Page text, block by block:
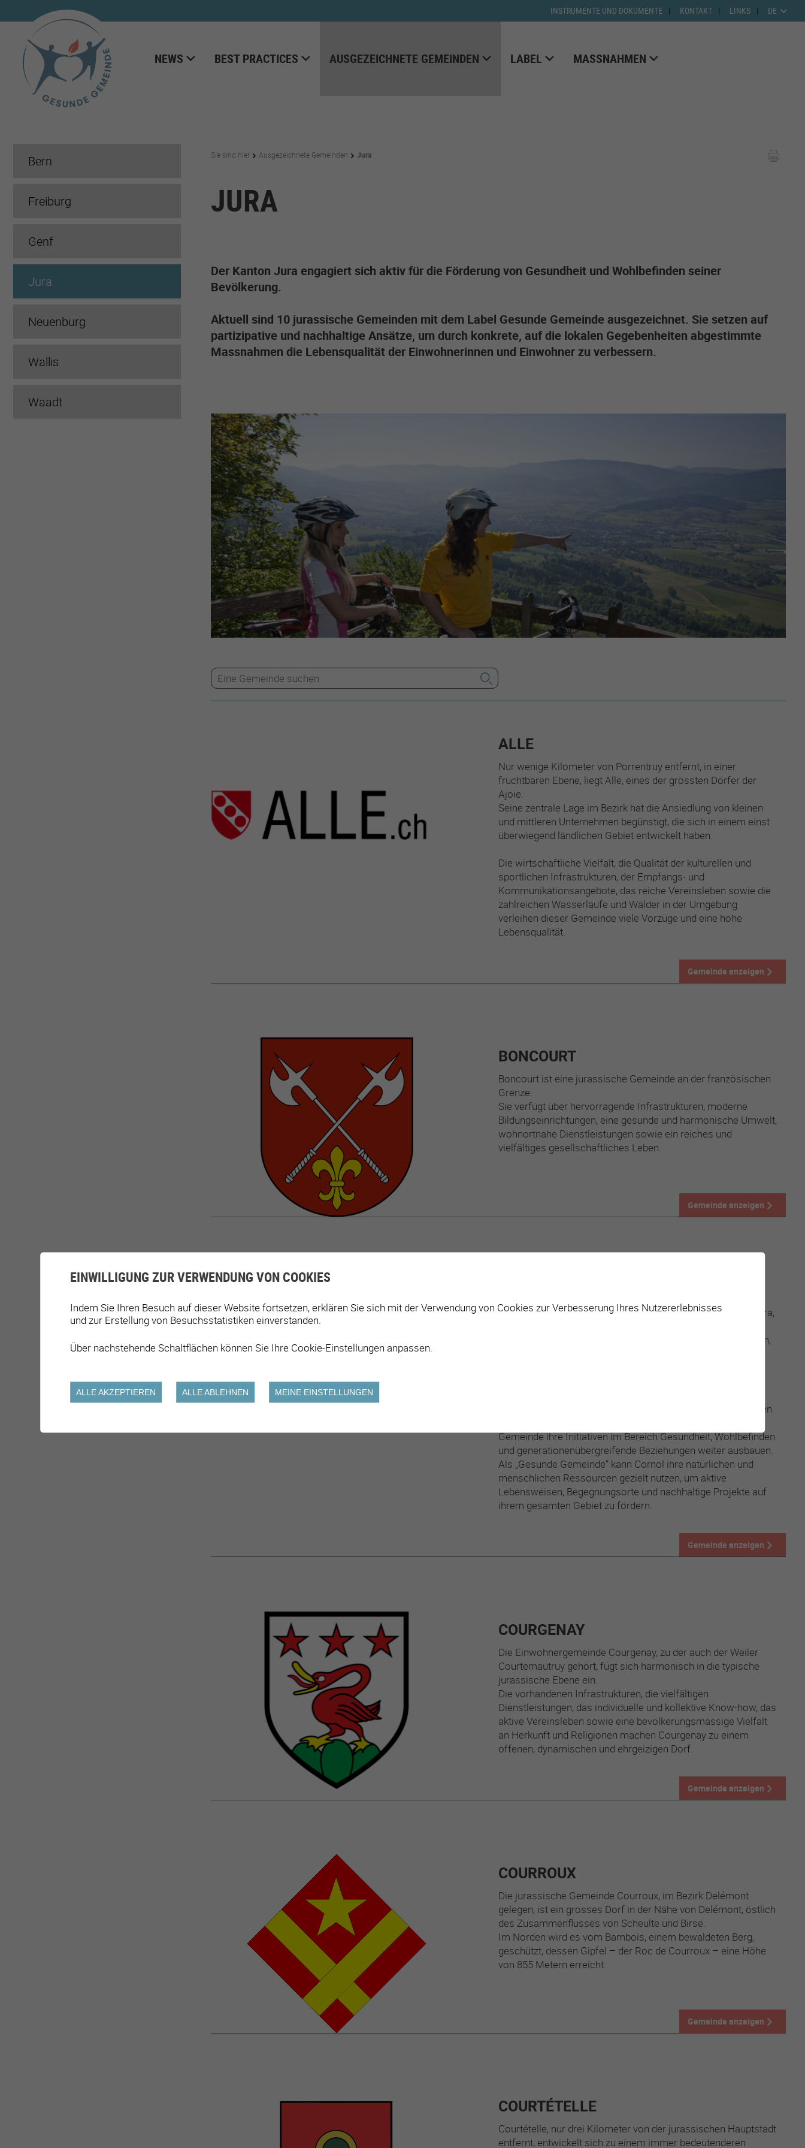
DE
INSTRUMENTE UND DOKUMENTE KONTAKT LINKS
NEWS BEST PRACTICES AUSGEZEICHNETE GEMEINDEN LABEL MASSNAHMEN
Bern
Freiburg
Genf
Jura
Neuenburg
Wallis
Waadt
Sie sind hier Ausgezeichnete Gemeinden Jura
JURA
Der Kanton Jura engagiert sich aktiv für die Förderung von Gesundheit und Wohlbefinden seiner
Bevölkerung.
Aktuell sind 10 jurassische Gemeinden mit dem Label Gesunde Gemeinde ausgezeichnet. Sie setzen auf
partizipative und nachhaltige Ansätze, um durch konkrete, auf die lokalen Gegebenheiten abgestimmte
Massnahmen die Lebensqualität der Einwohnerinnen und Einwohner zu verbessern.
ALLE
Nur wenige Kilometer von Porrentruy entfernt, in einer
fruchtbaren Ebene, liegt Alle, eines der grössten Dörfer der
Ajoie.
Seine zentrale Lage im Bezirk hat die Ansiedlung von kleinen
und mittleren Unternehmen begünstigt, die sich in einem einst
überwiegend ländlichen Gebiet entwickelt haben.
Die wirtschaftliche Vielfalt, die Qualität der kulturellen und
sportlichen Infrastrukturen, der Empfangs- und
Kommunikationsangebote, das reiche Vereinsleben sowie die
zahlreichen Wasserläufe und Wälder in der Umgebung
verleihen dieser Gemeinde viele Vorzüge und eine hohe
Lebensqualität.
Gemeinde anzeigen
BONCOURT
Boncourt ist eine jurassische Gemeinde an der französischen
Grenze.
Sie verfügt über hervorragende Infrastrukturen, moderne
Bildungseinrichtungen, eine gesunde und harmonische Umwelt,
wohnortnahe Dienstleistungen sowie ein reiches und
vielfältiges gesellschaftliches Leben.
Gemeinde anzeigen
Cornol ist eine Gemeinde im Bezirk Porrentruy im Kanton Jura,
Mit ihren landwirtschaftlich geprägten Landschaften, Wäldern,
Belebt von einem starken Gemeinschaftsgeist und dem Willen
Gemeinde ihre Initiativen im Bereich Gesundheit, Wohlbefinden
und generationenübergreifende Beziehungen weiter ausbauen.
Als „Gesunde Gemeinde“ kann Cornol ihre natürlichen und
menschlichen Ressourcen gezielt nutzen, um aktive
Lebensweisen, Begegnungsorte und nachhaltige Projekte auf
ihrem gesamten Gebiet zu fördern.
Gemeinde anzeigen
COURGENAY
Die Einwohnergemeinde Courgenay, zu der auch der Weiler
Courtemautruy gehört, fügt sich harmonisch in die typische
jurassische Ebene ein.
Die vorhandenen Infrastrukturen, die vielfältigen
Dienstleistungen, das individuelle und kollektive Know-how, das
aktive Vereinsleben sowie eine bevölkerungsmässige Vielfalt
an Herkunft und Religionen machen Courgenay zu einem
offenen, dynamischen und ehrgeizigen Dorf.
Gemeinde anzeigen
COURROUX
Die jurassische Gemeinde Courroux, im Bezirk Delémont
gelegen, ist ein grosses Dorf in der Nähe von Delémont, östlich
des Zusammenflusses von Scheulte und Birse.
Im Norden wird es vom Bambois, einem bewaldeten Berg,
geschützt, dessen Gipfel – der Roc de Courroux – eine Höhe
von 855 Metern erreicht.
Gemeinde anzeigen
COURTÉTELLE
Courtételle, nur drei Kilometer von der jurassischen Hauptstadt
entfernt, entwickelt sich zu einem immer bedeutenderen
EINWILLIGUNG ZUR VERWENDUNG VON COOKIES
Indem Sie Ihren Besuch auf dieser Website fortsetzen, erklären Sie sich mit der Verwendung von Cookies zur Verbesserung Ihres Nutzererlebnisses
und zur Erstellung von Besuchsstatistiken einverstanden.
Über nachstehende Schaltflächen können Sie Ihre Cookie-Einstellungen anpassen.
ALLE AKZEPTIEREN ALLE ABLEHNEN MEINE EINSTELLUNGEN